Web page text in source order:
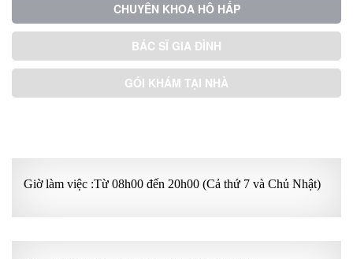
CHUYÊN KHOA HÔ HẤP
BÁC SĨ GIA ĐÌNH
GÓI KHÁM TẠI NHÀ
Giờ làm việc :Từ 08h00 đến 20h00 (Cả thứ 7 và Chủ Nhật)